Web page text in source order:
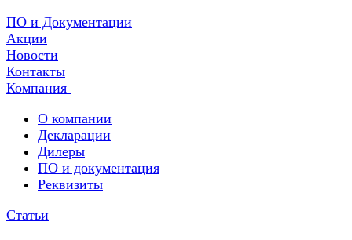
ПО и Документации
Акции
Новости
Контакты
Компания
О компании
Декларации
Дилеры
ПО и документация
Реквизиты
Статьи